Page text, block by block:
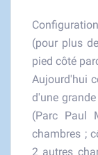
(pour plus
pied côté
Aujourd'hui
d'une
(Parc Paul
chambres ;
2 autres